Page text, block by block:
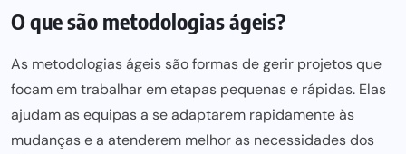
O que são metodologias ágeis?
As metodologias ágeis são formas de gerir projetos que
focam em trabalhar em etapas pequenas e rápidas. Elas
ajudam as equipas a se adaptarem rapidamente às
mudanças e a atenderem melhor as necessidades dos